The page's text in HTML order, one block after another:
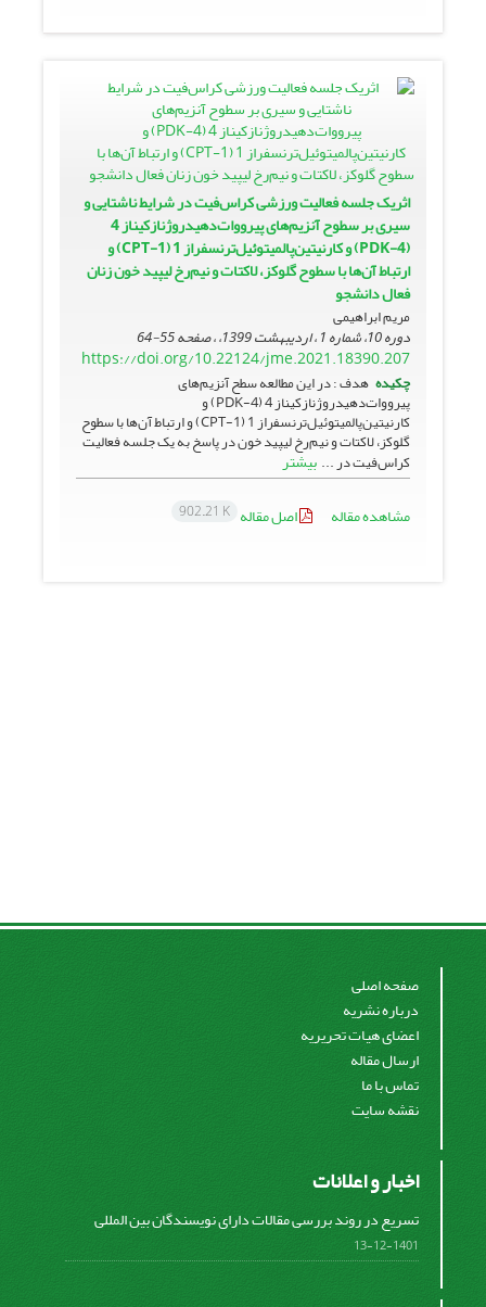
اثریک جلسه فعالیت ورزشی کراس‌فیت در شرایط ناشتایی و
سیری بر سطوح آنزیم‌های پیرووات‌دهیدروژنازکیناز 4
(PDK-4) و کارنیتین‌پالمیتوئیل‌ترنسفراز 1 (CPT-1) و
ارتباط آن‌ها با سطوح گلوکز، لاکتات و نیم‌رخ لیپید خون زنان
فعال دانشجو
مریم ابراهیمی
دوره 10، شماره 1 ، اردیبهشت 1399، ، صفحه 55-64
https://doi.org/10.22124/jme.2021.18390.207
چکیده هدف : در این مطالعه سطح آنزیم‌های
پیرووات‌دهیدروژنازکیناز 4 (PDK-4) و
کارنیتین‌پالمیتوئیل‌ترنسفراز 1 (CPT-1) و ارتباط آن‌ها با سطوح
گلوکز، لاکتات و نیم‌رخ لیپید خون در پاسخ به یک جلسه فعالیت
کراس‌فیت در ... بیشتر
مشاهده مقاله
اصل مقاله 902.21 K
صفحه اصلی
درباره نشریه
اعضای هیات تحریریه
ارسال مقاله
تماس با ما
نقشه سایت
اخبار و اعلانات
تسریع در روند بررسی مقالات دارای نویسندگان بین المللی
1401-12-13